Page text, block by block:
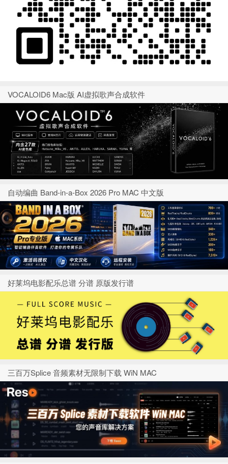
VOCALOID6 Mac版 AI虚拟歌声合成软件
自动编曲 Band-in-a-Box 2026 Pro MAC 中文版
好莱坞电影配乐总谱 分谱 原版发行谱
三百万Splice 音频素材无限制下载 WiN MAC